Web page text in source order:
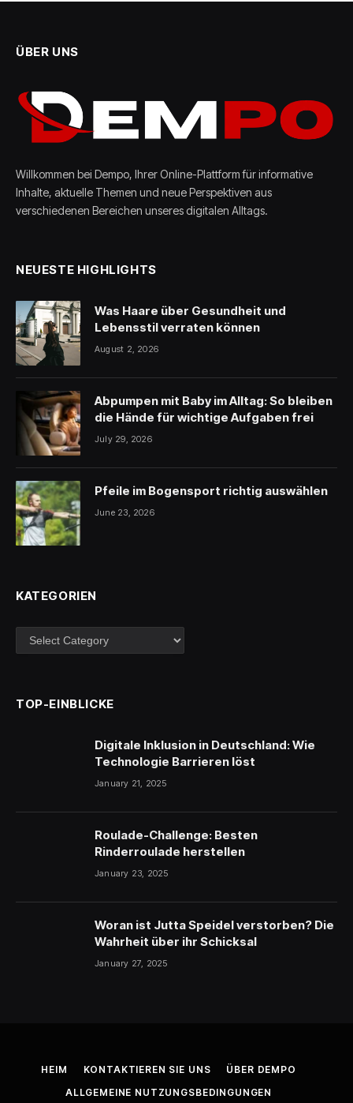
ÜBER UNS
Willkommen bei Dempo, Ihrer Online-Plattform für informative
Inhalte, aktuelle Themen und neue Perspektiven aus
verschiedenen Bereichen unseres digitalen Alltags.
NEUESTE HIGHLIGHTS
Was Haare über Gesundheit und
Lebensstil verraten können
August 2, 2026
Abpumpen mit Baby im Alltag: So bleiben
die Hände für wichtige Aufgaben frei
July 29, 2026
Pfeile im Bogensport richtig auswählen
June 23, 2026
KATEGORIEN
Kategorien
TOP-EINBLICKE
Digitale Inklusion in Deutschland: Wie
Technologie Barrieren löst
January 21, 2025
Roulade-Challenge: Besten
Rinderroulade herstellen
January 23, 2025
Woran ist Jutta Speidel verstorben? Die
Wahrheit über ihr Schicksal
January 27, 2025
HEIM KONTAKTIEREN SIE UNS
ÜBER DEMPO
ALLGEMEINE NUTZUNGSBEDINGUNGEN